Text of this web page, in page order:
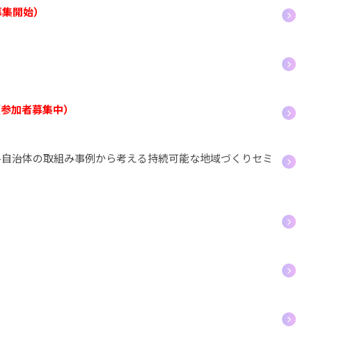
開始）
参加者募集中）
治体の取組み事例から考える持続可能な地域づくりセミ